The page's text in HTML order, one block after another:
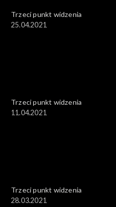
Trzeci punkt widzenia
25.04.2021
Trzeci punkt widzenia
11.04.2021
Trzeci punkt widzenia
28.03.2021